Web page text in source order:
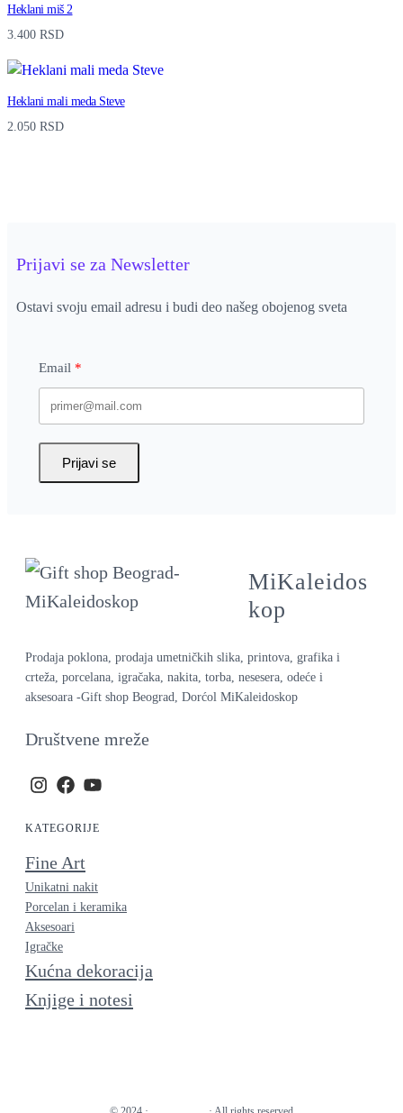
Heklani miš 2
3.400 RSD
Heklani mali meda Steve
2.050 RSD
Prijavi se za Newsletter
Ostavi svoju email adresu i budi deo našeg obojenog sveta
Email
Prijavi se
MiKaleidos
kop
Prodaja poklona, prodaja umetničkih slika, printova, grafika i
crteža, porcelana, igračaka, nakita, torba, nesesera, odeće i
aksesoara -Gift shop Beograd, Dorćol MiKaleidoskop
Društvene mreže
KATEGORIJE
Fine Art
Unikatni nakit
Porcelan i keramika
Aksesoari
Igračke
Kućna dekoracija
Knjige i notesi